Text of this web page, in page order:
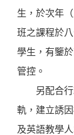
生，於次年
班之課程於
學生，有鑒
管控。
另配合行政
軌，建立誘
及英語教學